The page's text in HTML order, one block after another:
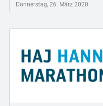
Donnerstag, 26. März 2020